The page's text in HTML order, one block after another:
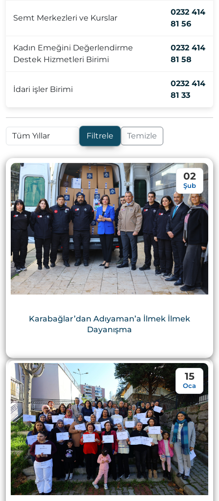
Semt Merkezleri ve Kurslar
0232 414
81 56
Kadın Emeğini Değerlendirme
Destek Hizmetleri Birimi
0232 414
81 58
İdari işler Birimi
0232 414
81 33
Filtrele Temizle
02
Şub
Karabağlar’dan Adıyaman’a İlmek İlmek
Dayanışma
15
Oca